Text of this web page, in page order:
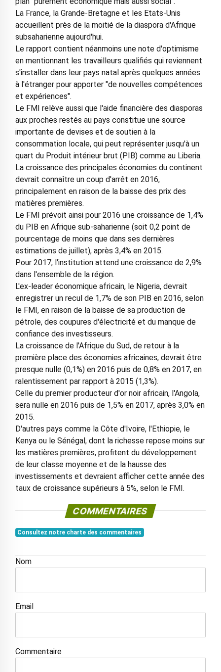
La France, la Grande-Bretagne et les Etats-Unis
accueillent près de la moitié de la diaspora d'Afrique
subsaharienne aujourd'hui.
Le rapport contient néanmoins une note d'optimisme
en mentionnant les travailleurs qualifiés qui reviennent
s'installer dans leur pays natal après quelques années
à l'étranger pour apporter "de nouvelles compétences
et expériences".
Le FMI relève aussi que l'aide financière des diasporas
aux proches restés au pays constitue une source
importante de devises et de soutien à la
consommation locale, qui peut représenter jusqu'à un
quart du Produit intérieur brut (PIB) comme au Liberia.
La croissance des principales économies du continent
devrait connaître un coup d'arrêt en 2016,
principalement en raison de la baisse des prix des
matières premières.
Le FMI prévoit ainsi pour 2016 une croissance de 1,4%
du PIB en Afrique sub-saharienne (soit 0,2 point de
pourcentage de moins que dans ses dernières
estimations de juillet), après 3,4% en 2015.
Pour 2017, l'institution attend une croissance de 2,9%
dans l'ensemble de la région.
L'ex-leader économique africain, le Nigeria, devrait
enregistrer un recul de 1,7% de son PIB en 2016, selon
le FMI, en raison de la baisse de sa production de
pétrole, des coupures d'électricité et du manque de
confiance des investisseurs.
La croissance de l'Afrique du Sud, de retour à la
première place des économies africaines, devrait être
presque nulle (0,1%) en 2016 puis de 0,8% en 2017, en
ralentissement par rapport à 2015 (1,3%).
Celle du premier producteur d'or noir africain, l'Angola,
sera nulle en 2016 puis de 1,5% en 2017, après 3,0% en
2015.
D'autres pays comme la Côte d'Ivoire, l'Ethiopie, le
Kenya ou le Sénégal, dont la richesse repose moins sur
les matières premières, profitent du développement
de leur classe moyenne et de la hausse des
investissements et devraient afficher cette année des
taux de croissance supérieurs à 5%, selon le FMI.
COMMENTAIRES
Consultez notre charte des commentaires
Nom
Email
Commentaire